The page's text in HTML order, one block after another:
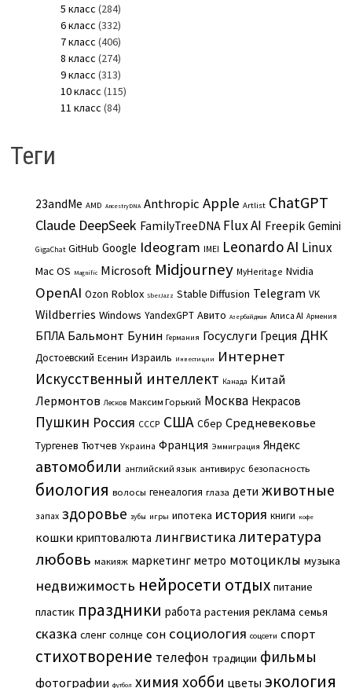
5 класс (284)
6 класс (332)
7 класс (406)
8 класс (274)
9 класс (313)
10 класс (115)
11 класс (84)
Теги
23andMe AMD AncestryDNA Anthropic Apple Artlist ChatGPT
Claude DeepSeek FamilyTreeDNA Flux AI Freepik Gemini
GigaChat GitHub Google Ideogram IMEI Leonardo AI Linux
Mac OS Magnific Microsoft Midjourney MyHeritage Nvidia
OpenAI Ozon Roblox SberJazz Stable Diffusion Telegram VK
Wildberries Windows YandexGPT Авито Азербайджан Алиса AI Армения
БПЛА Бальмонт Бунин Германия Госуслуги Греция ДНК
Достоевский Есенин Израиль Инвестиции Интернет
Искусственный интеллект Канада Китай
Лермонтов Лесков Максим Горький Москва Некрасов
Пушкин Россия СССР США Сбер Средневековье
Тургенев Тютчев Украина Франция Эммиграция Яндекс
автомобили английский язык антивирус безопасность
биология волосы генеалогия глаза дети животные
запах здоровье зубы игры ипотека история книги кофе
кошки криптовалюта лингвистикалитература
любовь макияж маркетинг метро мотоциклы музыка
недвижимость нейросети отдых питание
пластик праздники работа растения реклама семья
сказка сленг солнце сон социология соцсети спорт
стихотворение телефон традиции фильмы
фотографии футбол химия хобби цветы экология